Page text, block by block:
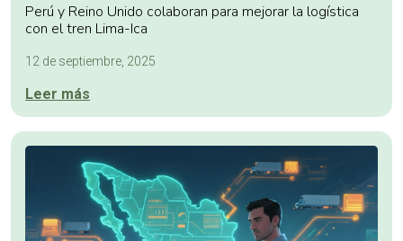
Perú y Reino Unido colaboran para mejorar la logística
con el tren Lima-Ica
12 de septiembre, 2025
Leer más